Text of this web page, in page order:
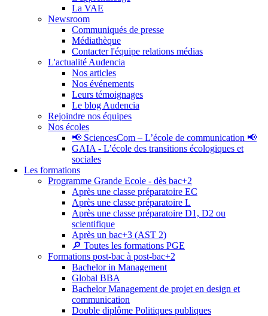
La VAE
Newsroom
Communiqués de presse
Médiathèque
Contacter l'équipe relations médias
L'actualité Audencia
Nos articles
Nos événements
Leurs témoignages
Le blog Audencia
Rejoindre nos équipes
Nos écoles
📢 SciencesCom – L’école de communication 📢
GAIA - L’école des transitions écologiques et
sociales
Les formations
Programme Grande Ecole - dès bac+2
Après une classe préparatoire EC
Après une classe préparatoire L
Après une classe préparatoire D1, D2 ou
scientifique
Après un bac+3 (AST 2)
🔎 Toutes les formations PGE
Formations post-bac à post-bac+2
Bachelor in Management
Global BBA
Bachelor Management de projet en design et
communication
Double diplôme Politiques publiques